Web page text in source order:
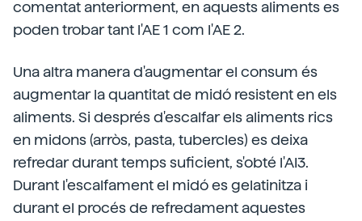
comentat anteriorment, en aquests aliments es
poden trobar tant l'AE 1 com l'AE 2.
Una altra manera d'augmentar el consum és
augmentar la quantitat de midó resistent en els
aliments. Si després d'escalfar els aliments rics
en midons (arròs, pasta, tubercles) es deixa
refredar durant temps suficient, s'obté l'AI3.
Durant l'escalfament el midó es gelatinitza i
durant el procés de refredament aquestes